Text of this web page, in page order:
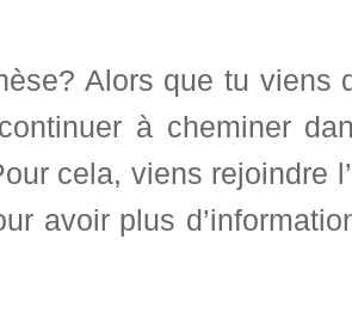
Alors que tu viens
à cheminer
cela, viens rejoindre
avoir plus